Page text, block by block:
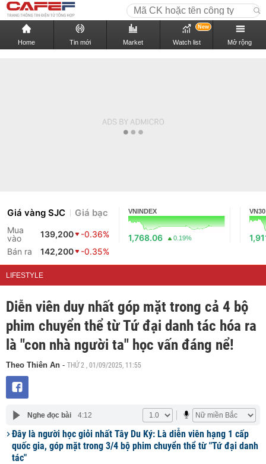
Home Tin mới Market Watch list
New
Mở rộng
Giá vàng SJC Giá bạc
Mua
vào
139,200
-0.36%
Bán ra
142,200 -0.35%
VNINDEX
1,768.06 0.19%
VN30
LIFESTYLE
Diễn viên duy nhất góp mặt trong cả 4 bộ
phim chuyển thể từ Tứ đại danh tác hóa ra
là "con nhà người ta" học vấn đáng nể!
Theo Thiên An - THỨ 2 , 01/09/2025, 11:55
Nghe đọc bài 4:12
Đây là người học giỏi nhất Tây Du Ký: Là diễn viên hạng 1 cấp
quốc gia, góp mặt trong 3/4 bộ phim chuyển thể từ "Tứ đại danh
tác"